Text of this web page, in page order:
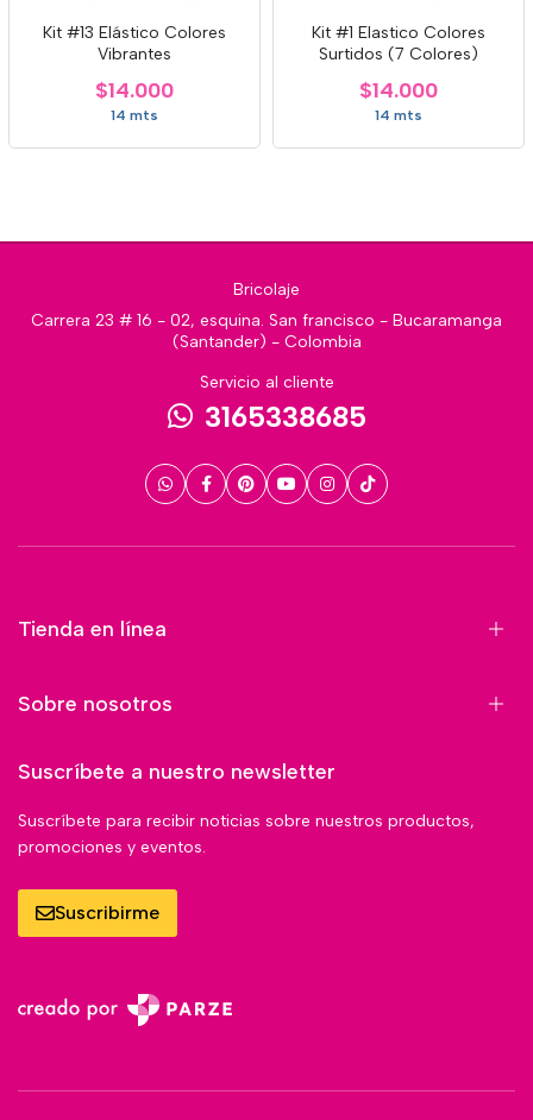
Kit #13 Elástico Colores
Vibrantes
$14.000
14 mts
Kit #1 Elastico Colores
Surtidos (7 Colores)
$14.000
14 mts
Bricolaje
Carrera 23 # 16 - 02, esquina. San francisco - Bucaramanga
(Santander) - Colombia
Servicio al cliente
3165338685
Tienda en línea
Sobre nosotros
Suscríbete a nuestro newsletter
Suscríbete para recibir noticias sobre nuestros productos,
promociones y eventos.
Suscribirme